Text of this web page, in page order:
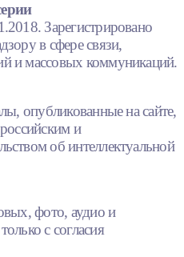
Зарегистрировано
в сфере связи,
и массовых коммуникаций.
опубликованные на сайте,
и
об интеллектуальной
фото, аудио и
с согласия